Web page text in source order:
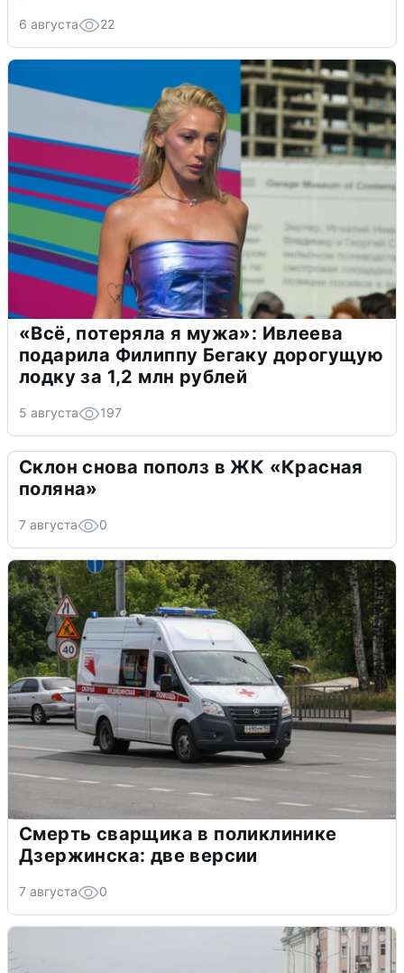
6 августа 22
«Всё, потеряла я мужа»: Ивлеева
подарила Филиппу Бегаку дорогущую
лодку за 1,2 млн рублей
5 августа 197
Склон снова пополз в ЖК «Красная
поляна»
7 августа 0
Смерть сварщика в поликлинике
Дзержинска: две версии
7 августа 0